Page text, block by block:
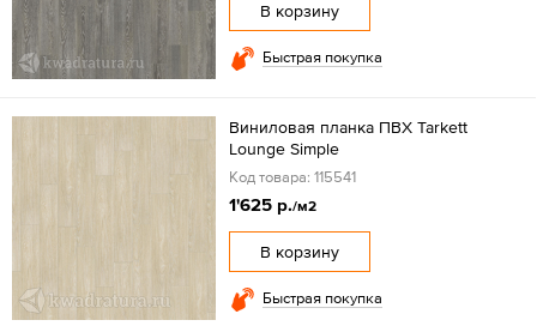
В корзину
Быстрая покупка
Виниловая планка ПВХ Tarkett
Lounge Simple
Код товара: 115541
1'625 р./м2
В корзину
Быстрая покупка